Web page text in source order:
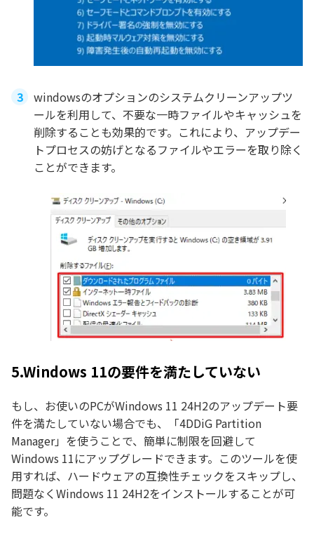
windowsのオプションのシステムクリーンアップツ
ールを利用して、不要な一時ファイルやキャッシュを
削除することも効果的です。これにより、アップデー
トプロセスの妨げとなるファイルやエラーを取り除く
ことができます。
5.Windows 11の要件を満たしていない
もし、お使いのPCがWindows 11 24H2のアップデート要
件を満たしていない場合でも、「4DDiG Partition
Manager」を使うことで、簡単に制限を回避して
Windows 11にアップグレードできます。このツールを使
用すれば、ハードウェアの互換性チェックをスキップし、
問題なくWindows 11 24H2をインストールすることが可
能です。